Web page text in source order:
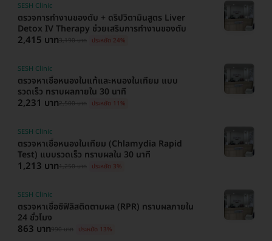
ตรวจการทำงานของตับ + ดริปวิตามินสูตร Liver
Detox IV Therapy ช่วยเสริมการทำงานของตับ
SESH Clinic
2,415 บาท3,190 บาท ประหยัด 24%
ตรวจหาเชื้อหนองในแท้และหนองในเทียม แบบ
รวดเร็ว ทราบผลภายใน 30 นาที
SESH Clinic
2,231 บาท2,500 บาท ประหยัด 11%
ตรวจหาเชื้อหนองในเทียม (Chlamydia Rapid
Test) แบบรวดเร็ว ทราบผลใน 30 นาที
SESH Clinic
1,213 บาท1,250 บาท ประหยัด 3%
ตรวจหาเชื้อซิฟิลิสติดตามผล (RPR) ทราบผลภายใน
24 ชั่วโมง
SESH Clinic
863 บาท990 บาท ประหยัด 13%